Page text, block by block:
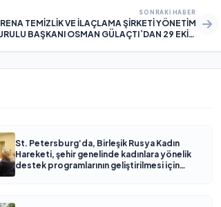
SONRAKI HABER
TEMİZLİK VE İLAÇLAMA ŞİRKETİ YÖNETİM
BAŞKANI OSMAN GÜLAÇTI`DAN 29 EKİM
St. Petersburg’da, Birleşik Rusya Kadın
Hareketi, şehir genelinde kadınlara yönelik
destek programlarının geliştirilmesi için